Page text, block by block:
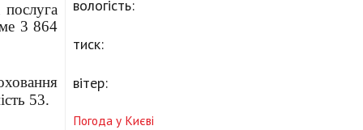
3 864
53.
вологість:
тиск:
вітер:
Погода у Києві